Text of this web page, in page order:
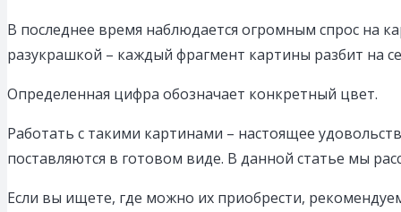
В последнее время наблюдается огромным спрос на
разукрашкой – каждый фрагмент картины разбит на
Определенная цифра обозначает конкретный цвет.
Работать с такими картинами – настоящее
поставляются в готовом виде. В данной статье мы
Если вы ищете, где можно их приобрести,